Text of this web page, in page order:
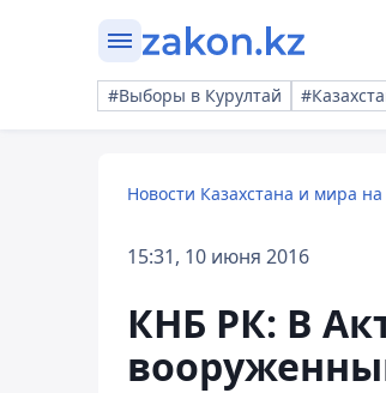
#Выборы в Курултай
Новости Казахстана и мира на
15:31, 10 июня 2016
КНБ РК: В